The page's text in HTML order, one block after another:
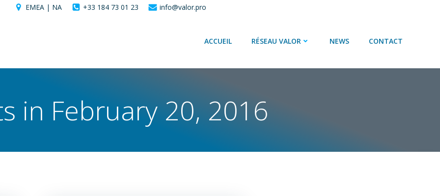
EMEA | NA +33 184 73 01 23 info@valor.pro
ACCUEIL RÉSEAU VALOR NEWS CONTACT
in February 20, 2016